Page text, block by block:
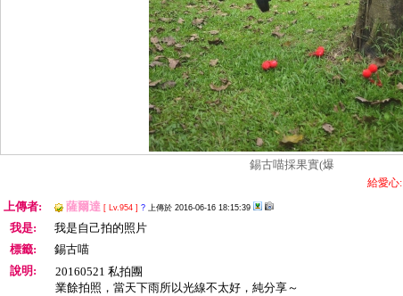
錫古喵採果實(爆
給愛心:
上傳者: 薩爾達 [ Lv.954 ] ? 上傳於 2016-06-16 18:15:39
我是:
我是自己拍的照片
標籤:
錫古喵
說明:
20160521 私拍團
業餘拍照，當天下雨所以光線不太好，純分享～